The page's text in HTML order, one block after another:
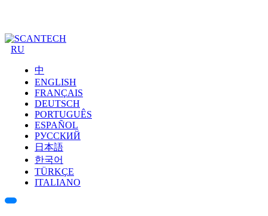
RU
中
ENGLISH
FRANÇAIS
DEUTSCH
PORTUGUÊS
ESPAÑOL
РУССКИЙ
日本語
한국어
TÜRKÇE
ITALIANO